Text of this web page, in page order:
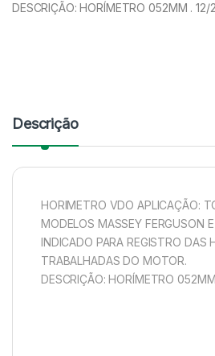
DESCRIÇÃO: HORÍMETRO 052MM . 12/
Descrição
HORIMETRO VDO APLICAÇÃO:
MODELOS MASSEY FERGUSON
INDICADO PARA REGISTRO DAS
TRABALHADAS DO MOTOR.
DESCRIÇÃO: HORÍMETRO